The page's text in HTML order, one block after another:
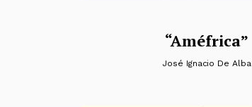
“Améfrica”
José Ignacio De Alba